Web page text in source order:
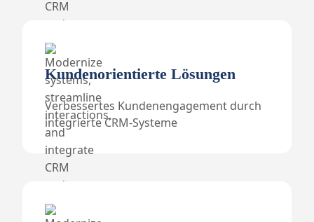
Kundenorientierte Lösungen
Verbessertes Kundenengagement durch
integrierte CRM-Systeme